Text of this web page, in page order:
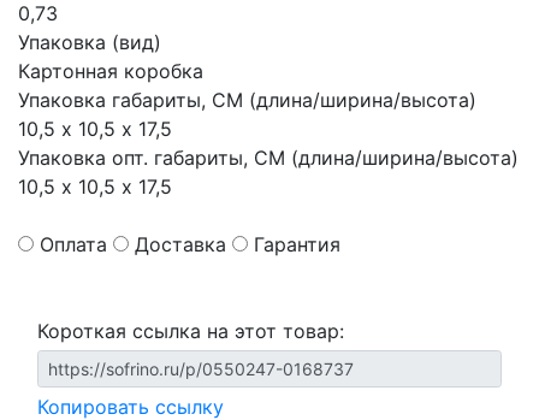
0,73
Упаковка (вид)
Картонная коробка
Упаковка габариты, СМ (длина/ширина/высота)
10,5 х 10,5 х 17,5
Упаковка опт. габариты, СМ (длина/ширина/высота)
10,5 х 10,5 х 17,5
Оплата Доставка Гарантия
Короткая ссылка на этот товар:
Копировать ссылку